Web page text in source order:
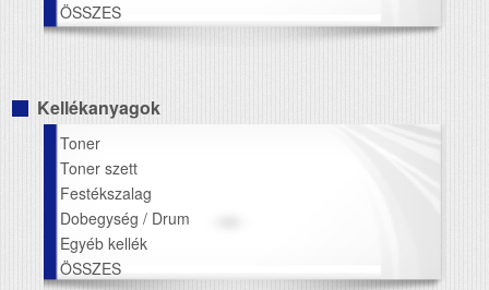
ÖSSZES
Kellékanyagok
Toner
Toner szett
Festékszalag
Dobegység / Drum
Egyéb kellék
ÖSSZES